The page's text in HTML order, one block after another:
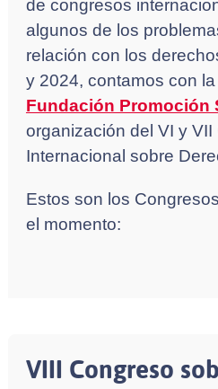
de congresos
algunos de los
relación con los
y 2024, contamos con
Fundación Promoción
organización del VI y VII
Internacional sobre
Estos son los
el momento:
VIII Congreso